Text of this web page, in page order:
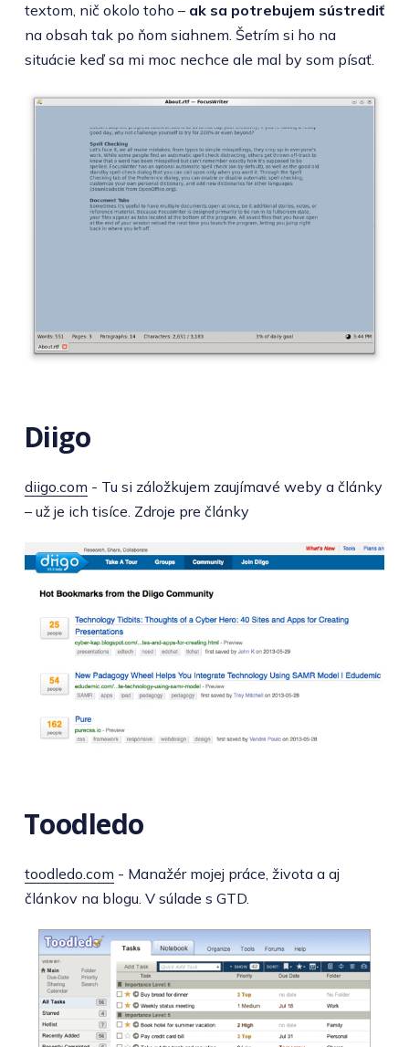
textom, nič okolo toho – ak sa potrebujem sústrediť
na obsah tak po ňom siahnem. Šetrím si ho na
situácie keď sa mi moc nechce ale mal by som písať.
Diigo
diigo.com - Tu si záložkujem zaujímavé weby a články
– už je ich tisíce. Zdroje pre články
Toodledo
toodledo.com - Manažér mojej práce, života a aj
článkov na blogu. V súlade s GTD.